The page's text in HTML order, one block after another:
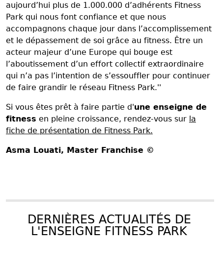
aujourd’hui plus de 1.000.000 d’adhérents Fitness
Park qui nous font confiance et que nous
accompagnons chaque jour dans l’accomplissement
et le dépassement de soi grâce au fitness. Être un
acteur majeur d’une Europe qui bouge est
l’aboutissement d’un effort collectif extraordinaire
qui n’a pas l’intention de s’essouffler pour continuer
de faire grandir le réseau Fitness Park.''
Si vous êtes prêt à faire partie d'une enseigne de
fitness en pleine croissance, rendez-vous sur la
fiche de présentation de Fitness Park.
Asma Louati, Master Franchise ©
DERNIÈRES ACTUALITÉS DE
L'ENSEIGNE FITNESS PARK